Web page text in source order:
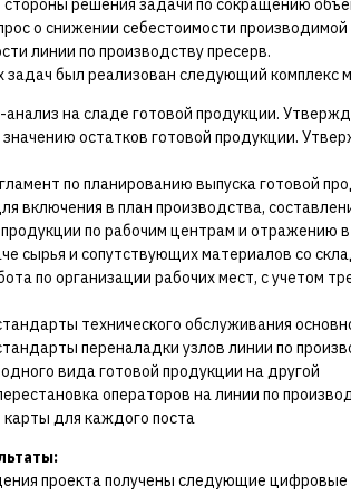
стороны решения задачи по сокращению
о снижении себестоимости
линии по производству пресерв.
был реализован следующий комплекс
на сладе готовой продукции.
остатков готовой продукции.
по планированию выпуска готовой
включения в план производства,
по рабочим центрам и отражению
сырья и сопутствующих материалов со
по организации рабочих мест, с учетом
технического обслуживания
переналадки узлов линии по
вида готовой продукции на другой
операторов на линии по
для каждого поста
проекта получены следующие цифровые